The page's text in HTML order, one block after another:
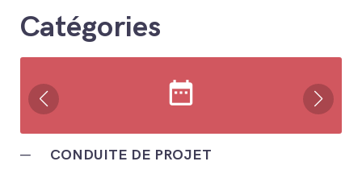
Catégories
date_range
─ CONDUITE DE PROJET